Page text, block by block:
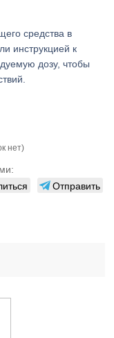
средства в
инструкцией к
дозу, чтобы
нет)
Отправить